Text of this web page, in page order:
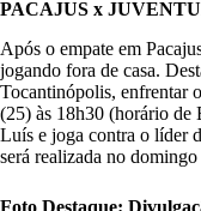
PACAJUS x
Após o empate em
jogando fora de casa.
Tocantinópolis, enfrentar
(25) às 18h30 (horário de
Luís e joga contra o líder
será realizada no
Foto Destaque: